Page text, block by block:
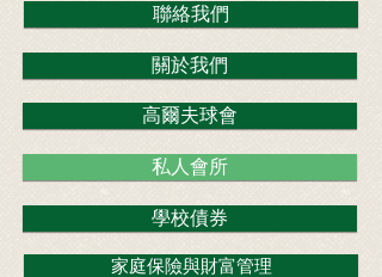
聯絡我們
關於我們
高爾夫球會
私人會所
學校債券
家庭保險與財富管理